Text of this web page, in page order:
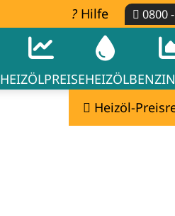
Hilfe 0800
HEIZÖLPREISEHEIZÖL
Heizöl-